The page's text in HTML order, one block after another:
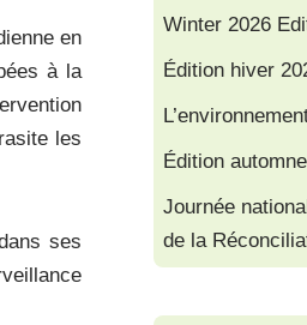
en
à la
les
ses
Winter 2026
Édition hiver
Édition
Journée
de la